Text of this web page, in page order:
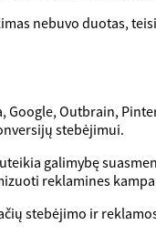
nebuvo duotas,
Outbrain,
stebėjimui.
galimybę
reklamines
stebėjimo ir